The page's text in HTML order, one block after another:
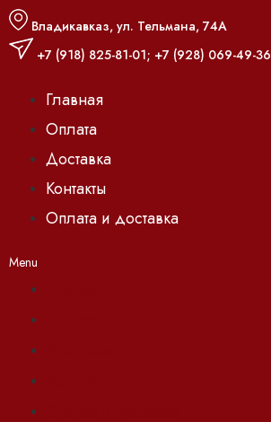
Владикавказ, ул. Тельмана, 74А
+7 (918) 825-81-01; +7 (928) 069-49-36
Главная
Оплата
Доставка
Контакты
Оплата и доставка
Menu